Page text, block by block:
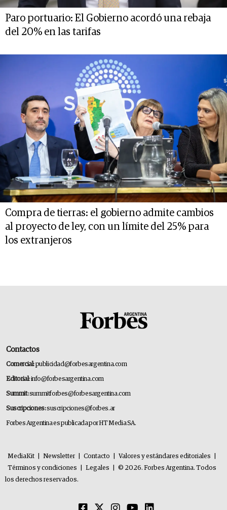
Paro portuario: El Gobierno acordó una rebaja
del 20% en las tarifas
Compra de tierras: el gobierno admite cambios
al proyecto de ley, con un límite del 25% para
los extranjeros
Contactos
Comercial:publicidad@forbesargentina.com
Editorial:info@forbesargentina.com
Summit:summitforbes@forbesargentina.com
Suscripciones:suscripciones@forbes.ar
Forbes Argentina es publicada por HT Media SA.
MediaKit Newsletter Contacto Valores y estándares editoriales
Términos y condiciones
Legales
© 2026. Forbes Argentina. Todos
los derechos reservados.